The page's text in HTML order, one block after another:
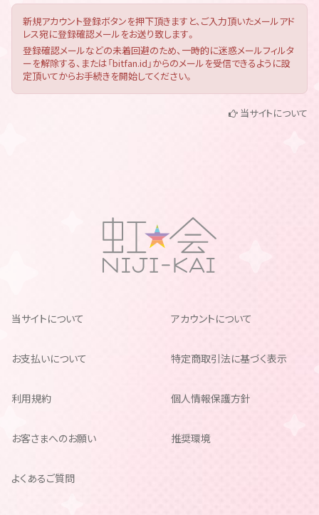
新規アカウント登録ボタンを押下頂きますと、ご入力頂いたメールアド
レス宛に登録確認メールをお送り致します。
登録確認メールなどの未着回避のため、一時的に迷惑メールフィルタ
ーを解除する、または「bitfan.id」からのメールを受信できるように設
定頂いてからお手続きを開始してください。
当サイトについて
当サイトについて アカウントについて
お支払いについて 特定商取引法に基づく表示
利用規約 個人情報保護方針
お客さまへのお願い 推奨環境
よくあるご質問